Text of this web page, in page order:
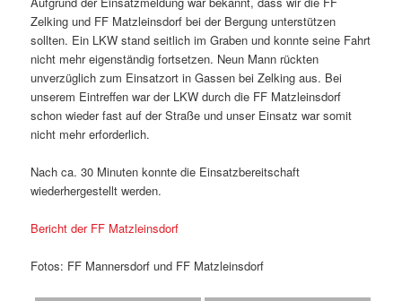
Zelking und FF Matzleinsdorf bei der Bergung unterstützen
sollten. Ein LKW stand seitlich im Graben und konnte seine Fahrt
nicht mehr eigenständig fortsetzen. Neun Mann rückten
unverzüglich zum Einsatzort in Gassen bei Zelking aus. Bei
unserem Eintreffen war der LKW durch die FF Matzleinsdorf
schon wieder fast auf der Straße und unser Einsatz war somit
nicht mehr erforderlich.
Nach ca. 30 Minuten konnte die Einsatzbereitschaft
wiederhergestellt werden.
Bericht der FF Matzleinsdorf
Fotos: FF Mannersdorf und FF Matzleinsdorf